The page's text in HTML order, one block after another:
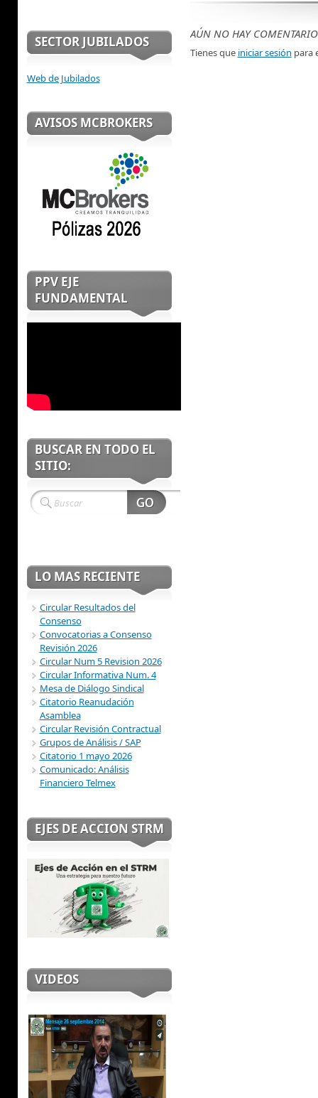
AÚN NO HAY
Tienes que iniciar sesión para
SECTOR JUBILADOS
Web de Jubilados
AVISOS MCBROKERS
PPV EJE
FUNDAMENTAL
BUSCAR EN TODO EL
SITIO:
LO MAS RECIENTE
Circular Resultados del
Consenso
Convocatorias a Consenso
Revisión 2026
Circular Num 5 Revision 2026
Circular Informativa Num. 4
Mesa de Diálogo Sindical
Citatorio Reanudación
Asamblea
Circular Revisión Contractual
Grupos de Análisis / SAP
Citatorio 1 mayo 2026
Comunicado: Análisis
Financiero Telmex
EJES DE ACCION STRM
VIDEOS